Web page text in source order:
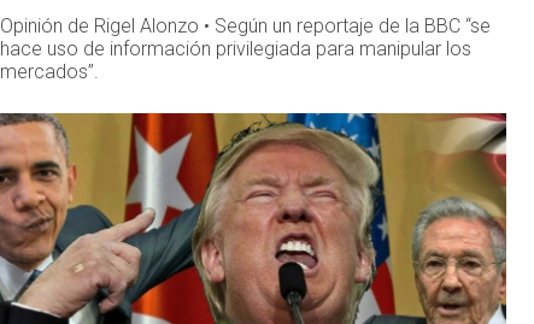
Opinión de Rigel Alonzo • Según un reportaje de la BBC “se
hace uso de información privilegiada para manipular los
mercados”.